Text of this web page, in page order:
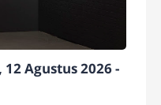
Agustus 2026 -